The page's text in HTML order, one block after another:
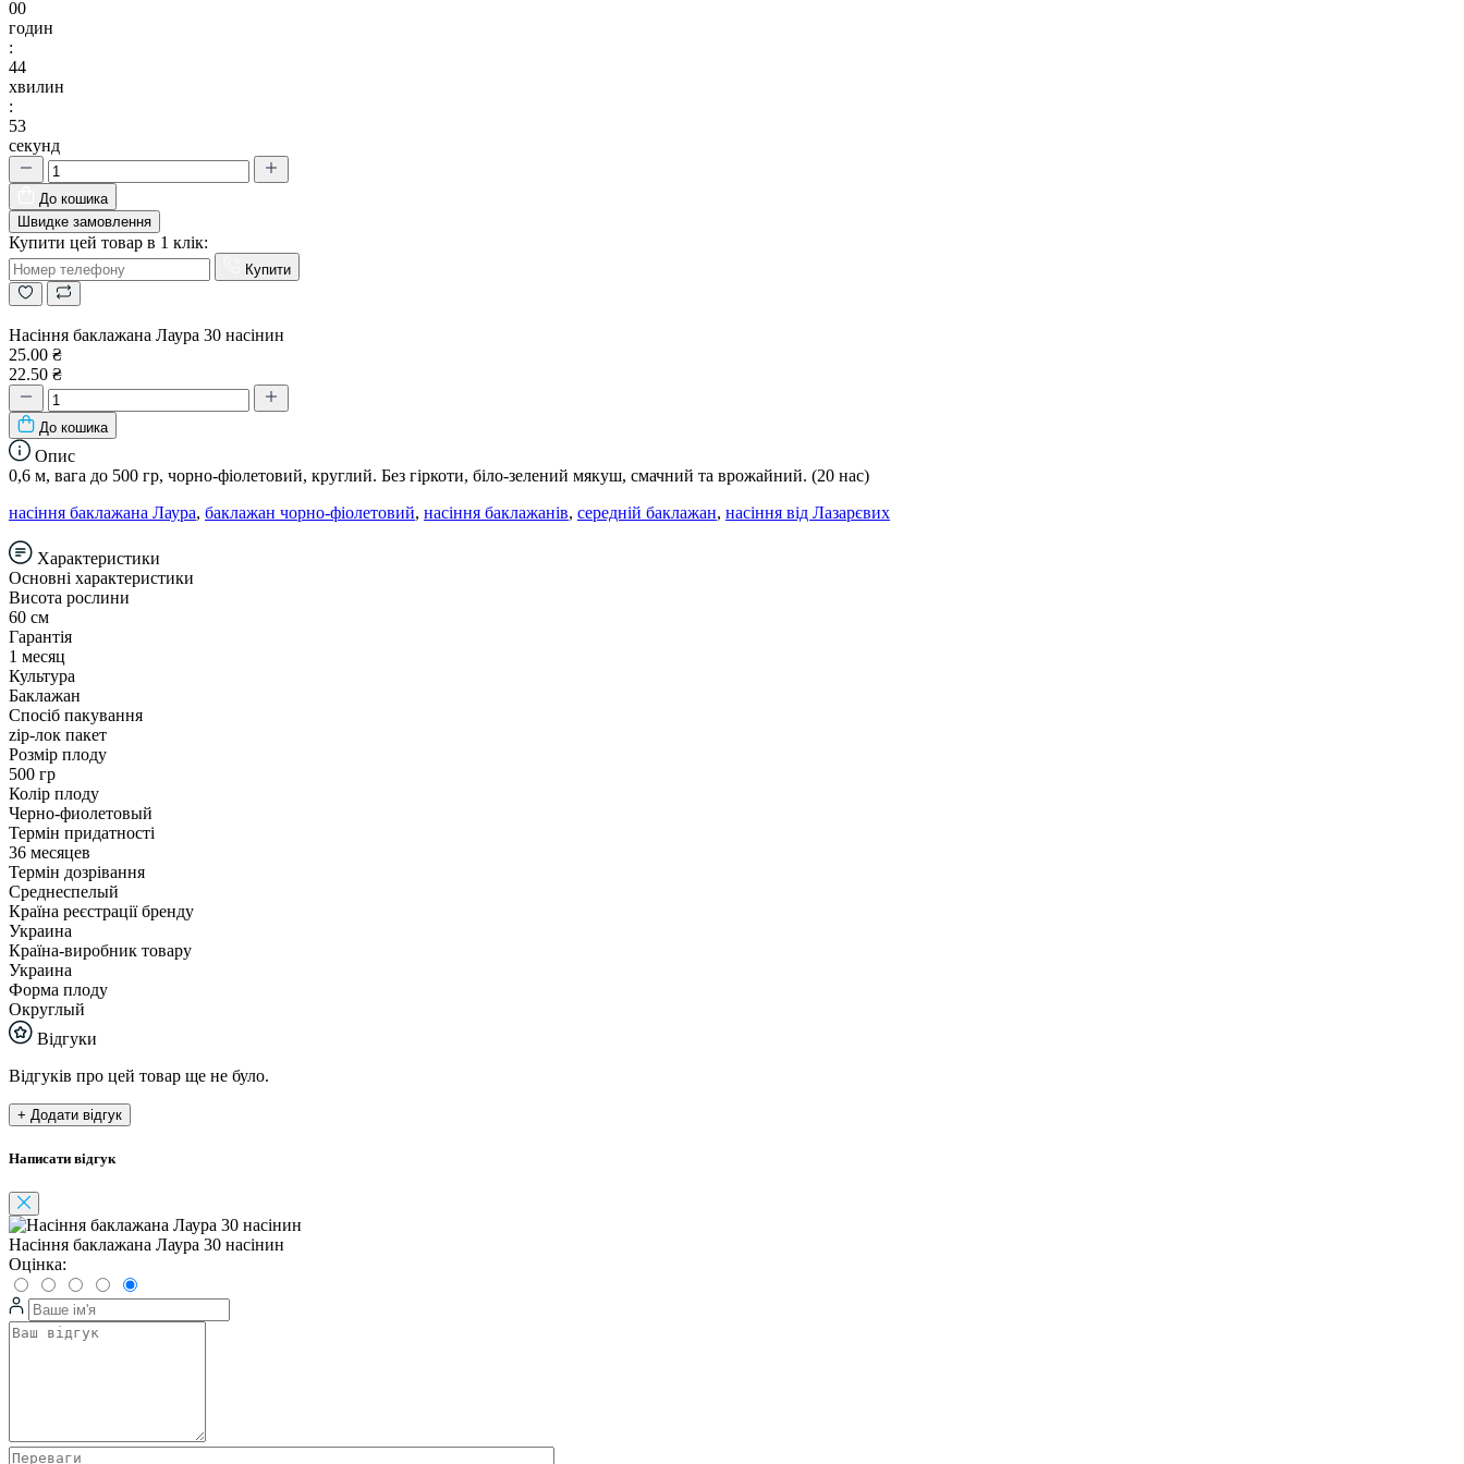
00
годин
:
44
хвилин
:
52
секунд
До кошика
Швидке замовлення
Купити цей товар в 1 клік:
Купити
Насіння баклажана Лаура 30 насінин
25.00 ₴
22.50 ₴
До кошика
Опис
0,6 м, вага до 500 гр, чорно-фіолетовий, круглий. Без гіркоти, біло-зелений мякуш, смачний та врожайний. (20 нас)
насіння баклажана Лаура, баклажан чорно-фіолетовий, насіння баклажанів, середній баклажан, насіння від Лазарєвих
Характеристики
Основні характеристики
Висота рослини
60 см
Гарантія
1 месяц
Культура
Баклажан
Спосіб пакування
zip-лок пакет
Розмір плоду
500 гр
Колір плоду
Черно-фиолетовый
Термін придатності
36 месяцев
Термін дозрівання
Среднеспелый
Країна реєстрації бренду
Украина
Країна-виробник товару
Украина
Форма плоду
Округлый
Відгуки
Відгуків про цей товар ще не було.
+ Додати відгук
Написати відгук
Насіння баклажана Лаура 30 насінин
Оцінка: